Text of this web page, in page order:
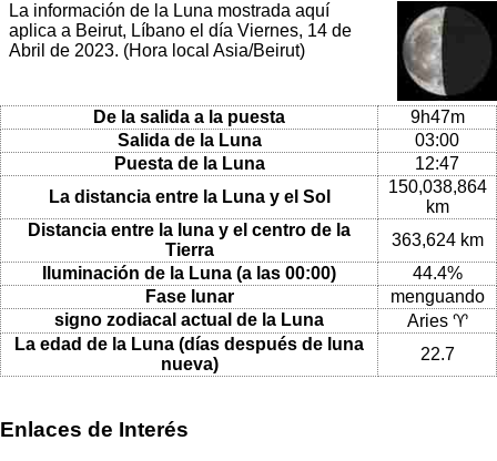
La información de la Luna mostrada aquí
aplica a Beirut, Líbano el día Viernes, 14 de
Abril de 2023. (Hora local Asia/Beirut)
De la salida a la puesta
9h47m
Salida de la Luna
03:00
Puesta de la Luna
12:47
La distancia entre la Luna y el Sol
150,038,864
km
Distancia entre la luna y el centro de la
Tierra
363,624 km
Iluminación de la Luna (a las 00:00)
44.4%
Fase lunar
menguando
signo zodiacal actual de la Luna
Aries ♈
La edad de la Luna (días después de luna
nueva)
22.7
Enlaces de Interés